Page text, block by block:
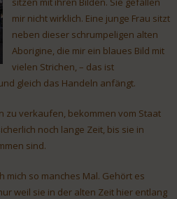
mir nicht wirklich. Eine junge Frau sitzt
neben dieser schrumpeligen alten
Aborigine, die mir ein blaues Bild mit
vielen Strichen, – das ist
gleich das Handeln anfängt.
zu verkaufen, bekommen vom Staat
noch lange Zeit, bis sie in
sind.
mich so manches Mal. Gehört es
weil sie in der alten Zeit hier entlang